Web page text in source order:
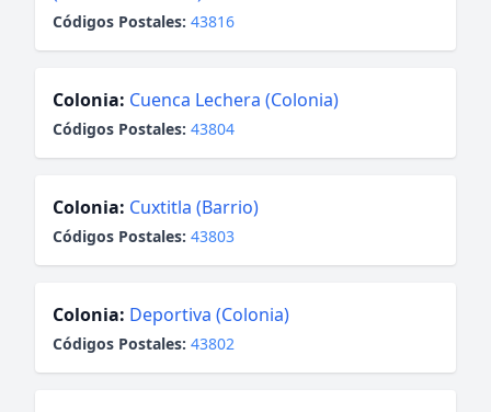
Códigos Postales: 43816
Colonia: Cuenca Lechera (Colonia)
Códigos Postales: 43804
Colonia: Cuxtitla (Barrio)
Códigos Postales: 43803
Colonia: Deportiva (Colonia)
Códigos Postales: 43802